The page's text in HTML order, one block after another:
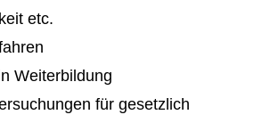
etc.
Weiterbildung
für gesetzlich